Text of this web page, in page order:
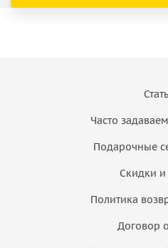
Часто
Подарочные
Скидки и
Политика
Договор